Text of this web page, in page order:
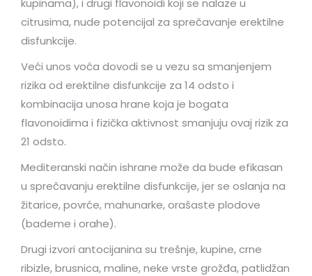
kupinama), i drugi flavonoidi koji se nalaze u
citrusima, nude potencijal za sprečavanje erektilne
disfunkcije.
Veći unos voća dovodi se u vezu sa smanjenjem
rizika od erektilne disfunkcije za 14 odsto i
kombinacija unosa hrane koja je bogata
flavonoidima i fizička aktivnost smanjuju ovaj rizik za
21 odsto.
Mediteranski način ishrane može da bude efikasan
u sprečavanju erektilne disfunkcije, jer se oslanja na
žitarice, povrće, mahunarke, orašaste plodove
(bademe i orahe).
Drugi izvori antocijanina su trešnje, kupine, crne
ribizle, brusnica, maline, neke vrste grožđa, patlidžan